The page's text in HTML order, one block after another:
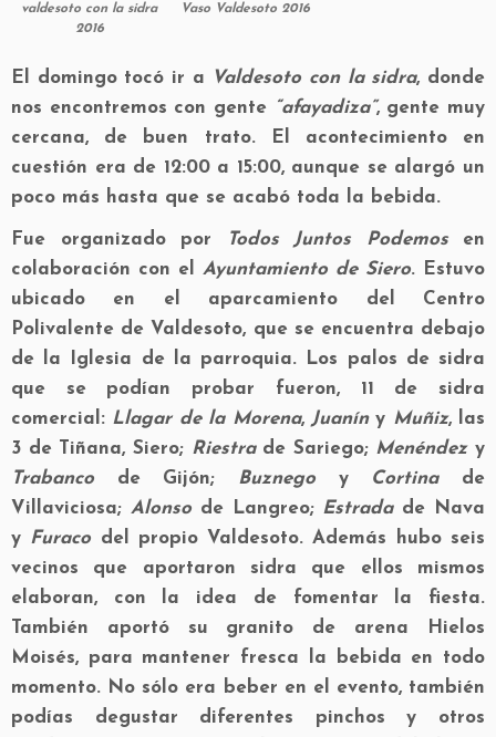
valdesoto con la sidra
2016
Vaso Valdesoto 2016
El domingo tocó ir a Valdesoto con la sidra, donde
nos encontremos con gente
“afayadiza”, gente muy
cercana, de buen trato. El acontecimiento en
cuestión era de 12:00 a 15:00, aunque se alargó un
poco más hasta que se acabó toda la bebida.
Fue organizado por Todos Juntos Podemos en
colaboración con el Ayuntamiento de Siero. Estuvo
ubicado en el aparcamiento del Centro
Polivalente de Valdesoto, que se encuentra debajo
de la Iglesia de la parroquia. Los palos de sidra
que se podían probar fueron, 11 de sidra
comercial: Llagar de la Morena, Juaníny Muñiz, las
3 de Tiñana, Siero; Riestrade Sariego; Menéndezy
Trabanco de Gijón; Buznego y Cortinade
Villaviciosa; Alonsode Langreo; Estradade Nava
y Furaco del propio Valdesoto. Además hubo seis
vecinos que aportaron sidra que ellos mismos
elaboran, con la idea de fomentar la fiesta.
También aportó su granito de arena Hielos
Moisés, para mantener fresca la bebida en todo
momento. No sólo era beber en el evento, también
podías degustar diferentes pinchos y otros